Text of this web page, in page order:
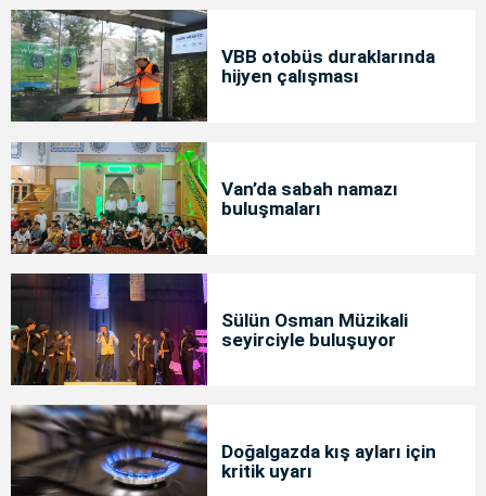
VBB otobüs duraklarında
hijyen çalışması
Van’da sabah namazı
buluşmaları
Sülün Osman Müzikali
seyirciyle buluşuyor
Doğalgazda kış ayları için
kritik uyarı